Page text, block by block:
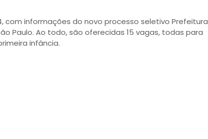
com informações do novo processo seletivo Prefeitura
Paulo. Ao todo, são oferecidas 15 vagas, todas para
infância.